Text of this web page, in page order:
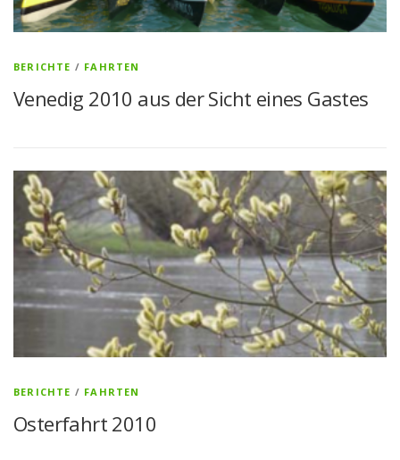
BERICHTE / FAHRTEN
Venedig 2010 aus der Sicht eines Gastes
BERICHTE / FAHRTEN
Osterfahrt 2010